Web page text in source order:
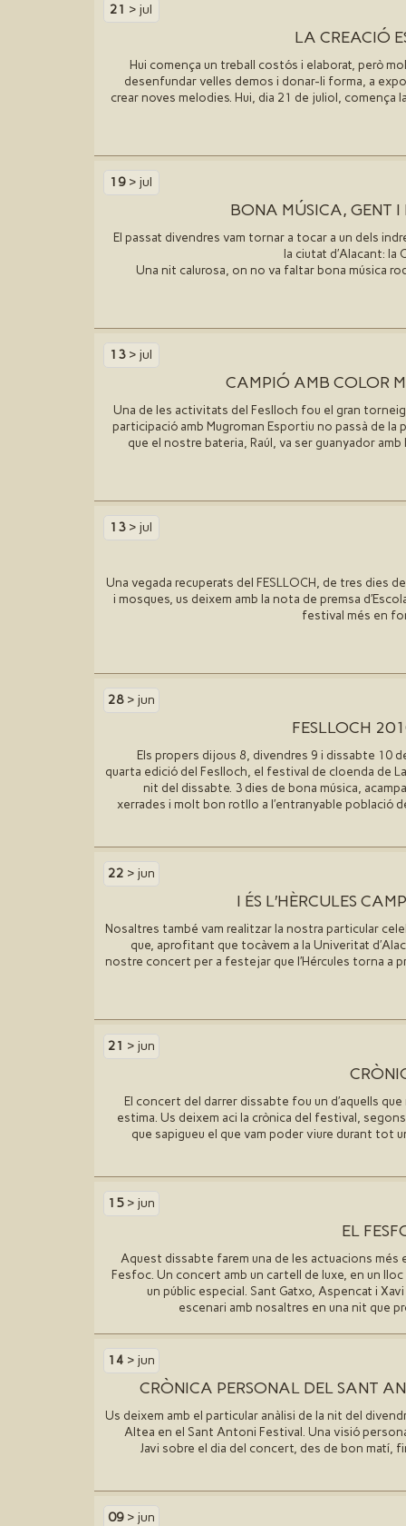
21 > jul
LA CREACIÓ
Hui comença un treball costós i elaborat, però
desenfundar velles demos i donar-li forma, a
crear noves melodies. Hui, dia 21 de juliol, comença
19 > jul
BONA MÚSICA, GENT
El passat divendres vam tornar a tocar a un dels
la ciutat d′Alacant: la
Una nit calurosa, on no va faltar bona música
13 > jul
CAMPIÓ AMB COLOR
Una de les activitats del Feslloch fou el gran
participació amb Mugroman Esportiu no passà de la
que el nostre bateria, Raúl, va ser guanyador amb
13 > jul
Una vegada recuperats del FESLLOCH, de tres dies
i mosques, us deixem amb la nota de premsa
festival més en
28 > jun
FESLLOCH
Els propers dijous 8, divendres 9 i dissabte 10
quarta edició del Feslloch, el festival de cloenda de
nit del dissabte. 3 dies de bona música,
xerrades i molt bon rotllo a l′entranyable població
22 > jun
I ÉS L′HÈRCULES
Nosaltres també vam realitzar la nostra particular
que, aprofitant que tocàvem a la Univeritat
nostre concert per a festejar que l′Hércules torna a
21 > jun
El concert del darrer dissabte fou un d′aquells
estima. Us deixem aci la crònica del festival,
que sapigueu el que vam poder viure durant tot
15 > jun
EL
Aquest dissabte farem una de les actuacions més
Fesfoc. Un concert amb un cartell de luxe, en un
un públic especial. Sant Gatxo, Aspencat i
escenari amb nosaltres en una nit que
14 > jun
CRÒNICA PERSONAL DEL SANT
Us deixem amb el particular anàlisi de la nit del
Altea en el Sant Antoni Festival. Una visió
Javi sobre el dia del concert, des de bon matí,
09 > jun